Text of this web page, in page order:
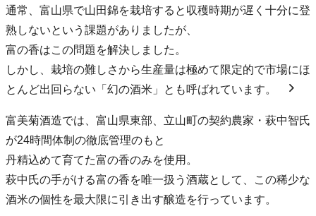
通常、富山県で山田錦を栽培すると収穫時期が遅く十分に登
熟しないという課題がありましたが、
富の香はこの問題を解決しました。
しかし、栽培の難しさから生産量は極めて限定的で市場にほ
とんど出回らない「幻の酒米」とも呼ばれています。
富美菊酒造では、富山県東部、立山町の契約農家・萩中智氏
が24時間体制の徹底管理のもと
丹精込めて育てた富の香のみを使用。
萩中氏の手がける富の香を唯一扱う酒蔵として、この稀少な
酒米の個性を最大限に引き出す醸造を行っています。